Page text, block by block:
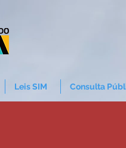
Leis SIM Consulta